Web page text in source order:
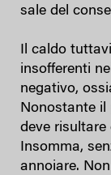
sale del
Il caldo
insofferenti
negativo,
Nonostante il
deve
Insomma,
annoiare.